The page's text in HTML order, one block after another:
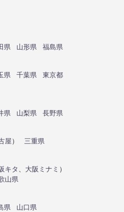
県 山形県
福島県
県 千葉県
東京都
県 山梨県
長野県
屋）
三重県
キタ 大阪ミナミ ）
山県
県
山口県